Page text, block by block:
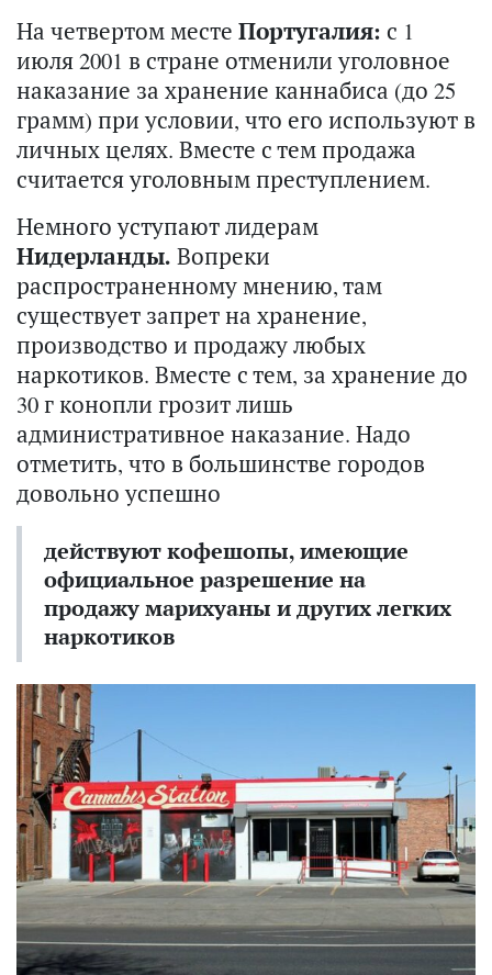
На четвертом месте Португалия: с 1
июля 2001 в стране отменили уголовное
наказание за хранение каннабиса (до 25
грамм) при условии, что его используют в
личных целях. Вместе с тем продажа
считается уголовным преступлением.
Немного уступают лидерам
Нидерланды. Вопреки
распространенному мнению, там
существует запрет на хранение,
производство и продажу любых
наркотиков. Вместе с тем, за хранение до
30 г конопли грозит лишь
административное наказание. Надо
отметить, что в большинстве городов
довольно успешно
действуют кофешопы, имеющие
официальное разрешение на
продажу марихуаны и других легких
наркотиков